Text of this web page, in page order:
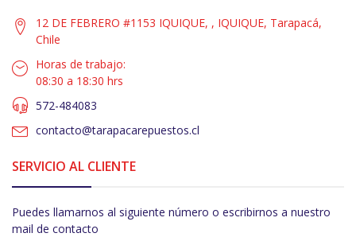
12 DE FEBRERO #1153 IQUIQUE, , IQUIQUE, Tarapacá,
Chile
Horas de trabajo:
08:30 a 18:30 hrs
572-484083
contacto@tarapacarepuestos.cl
SERVICIO AL CLIENTE
Puedes llamarnos al siguiente número o escribirnos a nuestro
mail de contacto